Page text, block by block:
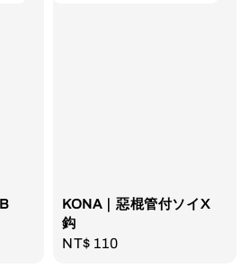
KONA｜惡棍管付ソイX
鈎
Regular
NT$ 110